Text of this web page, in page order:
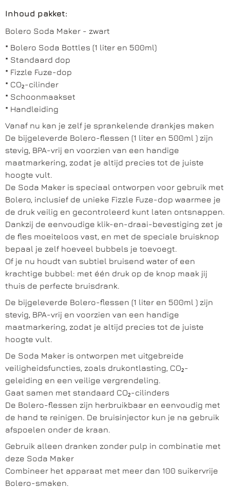
Inhoud pakket:
Bolero Soda Maker - zwart
* Bolero Soda Bottles (1 liter en 500ml)
* Standaard dop
* Fizzle Fuze-dop
* CO₂-cilinder
* Schoonmaakset
* Handleiding
Vanaf nu kan je zelf je sprankelende drankjes maken
De bijgeleverde Bolero-flessen (1 liter en 500ml ) zijn
stevig, BPA-vrij en voorzien van een handige
maatmarkering, zodat je altijd precies tot de juiste
hoogte vult.
De Soda Maker is speciaal ontworpen voor gebruik met
Bolero, inclusief de unieke Fizzle Fuze-dop waarmee je
de druk veilig en gecontroleerd kunt laten ontsnappen.
Dankzij de eenvoudige klik-en-draai-bevestiging zet je
de fles moeiteloos vast, en met de speciale bruisknop
bepaal je zelf hoeveel bubbels je toevoegt.
Of je nu houdt van subtiel bruisend water of een
krachtige bubbel: met één druk op de knop maak jij
thuis de perfecte bruisdrank.
De bijgeleverde Bolero-flessen (1 liter en 500ml ) zijn
stevig, BPA-vrij en voorzien van een handige
maatmarkering, zodat je altijd precies tot de juiste
hoogte vult.
De Soda Maker is ontworpen met uitgebreide
veiligheidsfuncties, zoals drukontlasting, CO₂-
geleiding en een veilige vergrendeling.
Gaat samen met standaard CO₂-cilinders
De Bolero-flessen zijn herbruikbaar en eenvoudig met
de hand te reinigen. De bruisinjector kun je na gebruik
afspoelen onder de kraan.
Gebruik alleen dranken zonder pulp in combinatie met
deze Soda Maker
Combineer het apparaat met meer dan 100 suikervrije
Bolero-smaken.